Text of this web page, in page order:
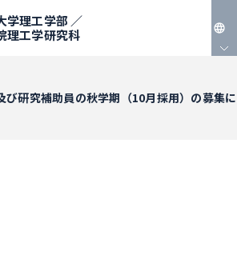
学理工学部 ／
理工学研究科
EN
び研究補助員の秋学期（10月採用）の募集に